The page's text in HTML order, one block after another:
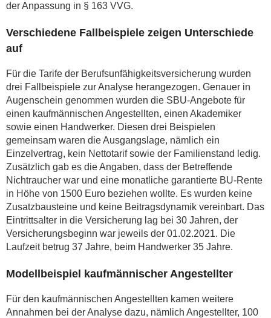
der Anpassung in § 163 VVG.
Verschiedene Fallbeispiele zeigen Unterschiede
auf
Für die Tarife der Berufsunfähigkeitsversicherung wurden
drei Fallbeispiele zur Analyse herangezogen. Genauer in
Augenschein genommen wurden die SBU-Angebote für
einen kaufmännischen Angestellten, einen Akademiker
sowie einen Handwerker. Diesen drei Beispielen
gemeinsam waren die Ausgangslage, nämlich ein
Einzelvertrag, kein Nettotarif sowie der Familienstand ledig.
Zusätzlich gab es die Angaben, dass der Betreffende
Nichtraucher war und eine monatliche garantierte BU-Rente
in Höhe von 1500 Euro beziehen wollte. Es wurden keine
Zusatzbausteine und keine Beitragsdynamik vereinbart. Das
Eintrittsalter in die Versicherung lag bei 30 Jahren, der
Versicherungsbeginn war jeweils der 01.02.2021. Die
Laufzeit betrug 37 Jahre, beim Handwerker 35 Jahre.
Modellbeispiel kaufmännischer Angestellter
Für den kaufmännischen Angestellten kamen weitere
Annahmen bei der Analyse dazu, nämlich Angestellter, 100